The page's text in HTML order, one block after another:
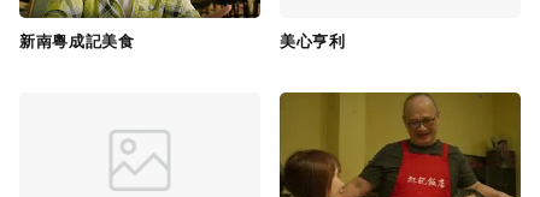
新南粵成記美食 美心亨利